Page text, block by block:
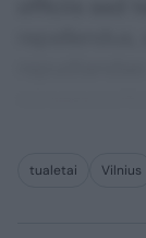
tualetai Vilnius